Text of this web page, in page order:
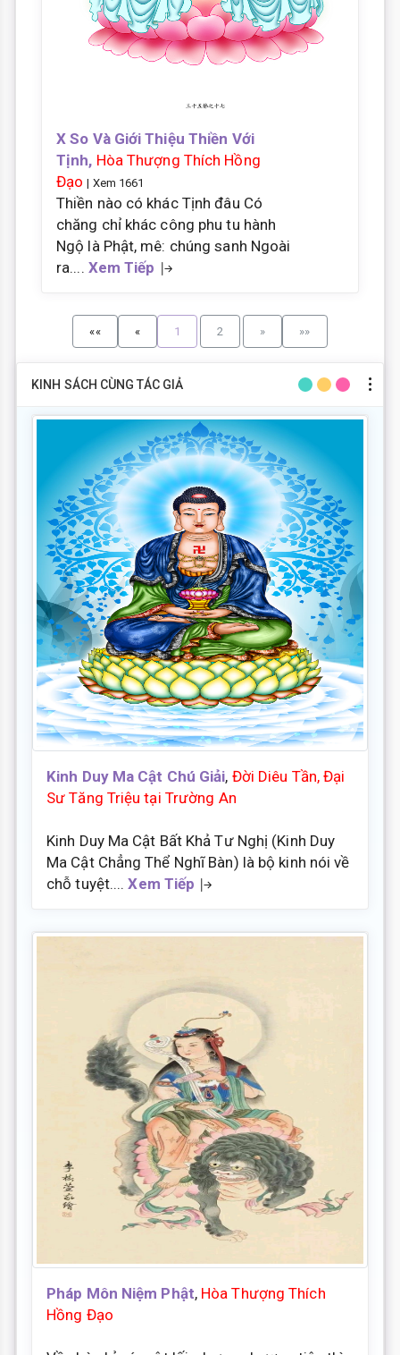
X So Và Giới Thiệu Thiền Với
Tịnh, Hòa Thượng Thích Hồng
Đạo | Xem 1661
Thiền nào có khác Tịnh đâu Có
chăng chỉ khác công phu tu hành
Ngộ là Phật, mê: chúng sanh Ngoài
ra.... Xem Tiếp
«« « 1 2 » »»
KINH SÁCH CÙNG TÁC GIẢ
Kinh Duy Ma Cật Chú Giải, Đời Diêu Tần, Đại
Sư Tăng Triệu tại Trường An
Kinh Duy Ma Cật Bất Khả Tư Nghị (Kinh Duy
Ma Cật Chẳng Thể Nghĩ Bàn) là bộ kinh nói về
chỗ tuyệt....Xem Tiếp
Pháp Môn Niệm Phật, Hòa Thượng Thích
Hồng Đạo